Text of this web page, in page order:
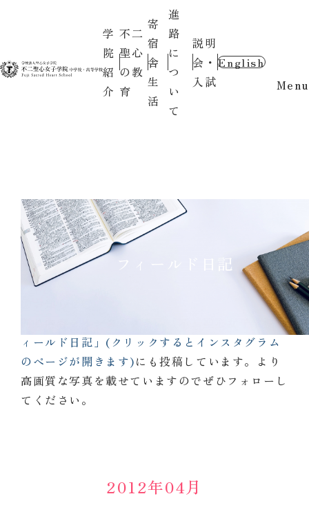
学
院
紹
介
不二
聖心
の教
育
寄
宿
舎
生
活
進
路
に
つ
い
て
説明
会・
入試
English
Menu
インスタグラム「不二聖心女子学院フ
ィールド日記」(クリックするとインスタグラム
のページが開きます)にも投稿しています。より
高画質な写真を載せていますのでぜひフォローし
てください。
フィールド日記
2012年04月